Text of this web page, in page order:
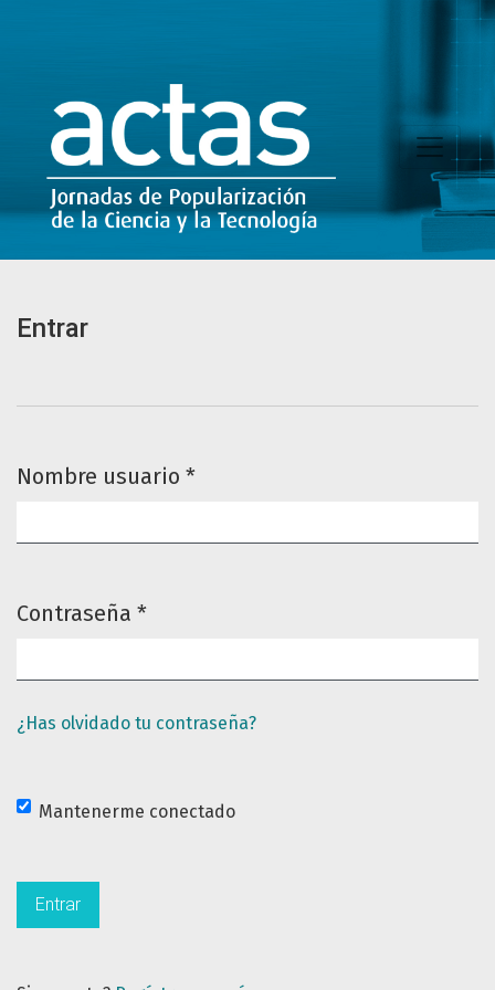
Entrar
Nombre usuario *
Contraseña *
¿Has olvidado tu contraseña?
Mantenerme conectado
Entrar